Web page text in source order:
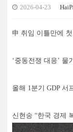
2026-04-23
申 취임 이틀만에
‘중동전쟁 대응’ 물
올해 1분기 GDP 서
신현송 “한국 경제